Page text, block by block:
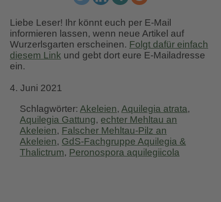
Liebe Leser! Ihr könnt euch per E-Mail
informieren lassen, wenn neue Artikel auf
Wurzerlsgarten erscheinen. Folgt dafür einfach
diesem Link und gebt dort eure E-Mailadresse
ein.
4. Juni 2021
Schlagwörter: Akeleien, Aquilegia atrata,
Aquilegia Gattung, echter Mehltau an
Akeleien, Falscher Mehltau-Pilz an
Akeleien, GdS-Fachgruppe Aquilegia &
Thalictrum, Peronospora aquilegiicola